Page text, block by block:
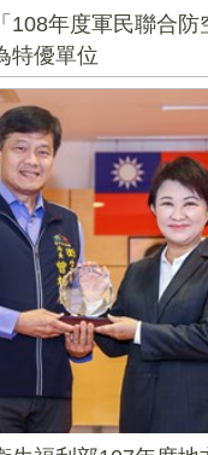
108年度軍民聯合防
特優單位